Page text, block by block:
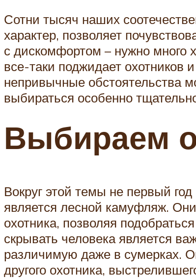
Сотни тысяч наших
характер, позволяет
с дискомфортом – нужно много
все-таки поджидает охотников
непривычные обстоятельства
выбираться особенно
Выбираем
Вокруг этой темы не первый
является лесной камуфляж.
охотника, позволяя
скрывать человека является
различимую даже в сумерках.
другого охотника,